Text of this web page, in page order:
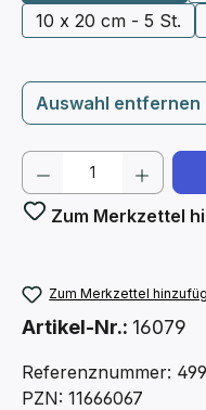
10 x 20 cm - 5 St.
Auswahl entfernen
Produkt
Zum Merkzettel
Zum Merkzettel
Artikel-Nr.: 16079
Referenznummer:
PZN: 11666067